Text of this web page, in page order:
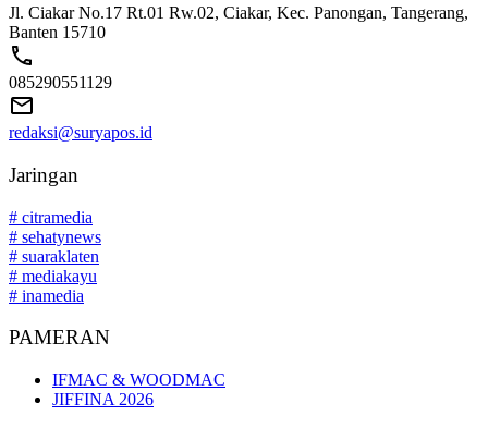
Jl. Ciakar No.17 Rt.01 Rw.02, Ciakar, Kec. Panongan, Tangerang,
Banten 15710
085290551129
redaksi@suryapos.id
Jaringan
# citramedia
# sehatynews
# suaraklaten
# mediakayu
# inamedia
PAMERAN
IFMAC & WOODMAC
JIFFINA 2026